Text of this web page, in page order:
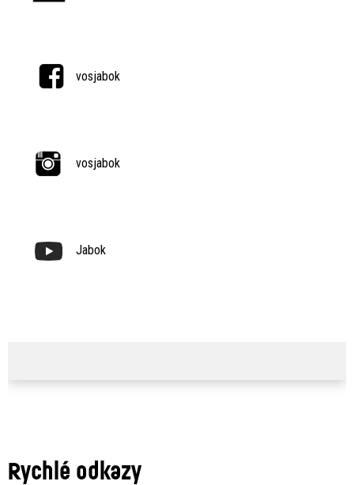
vosjabok
vosjabok
Jabok
Rychlé odkazy